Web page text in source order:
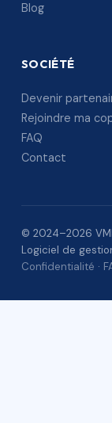
Blog
SOCIÉTÉ
Devenir
Rejoindre ma
FAQ
Contact
© 2024–2026
Logiciel de
Confidentialité ·